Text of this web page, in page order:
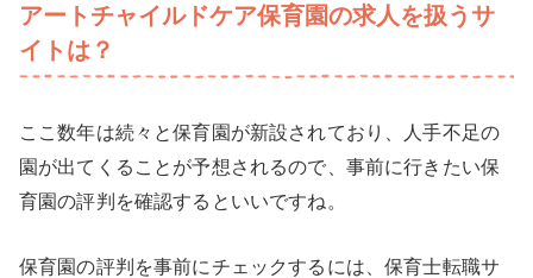
アートチャイルドケア保育園の求人を扱うサ
イトは？
ここ数年は続々と保育園が新設されており、人手不足の
園が出てくることが予想されるので、事前に行きたい保
育園の評判を確認するといいですね。
保育園の評判を事前にチェックするには、保育士転職サ